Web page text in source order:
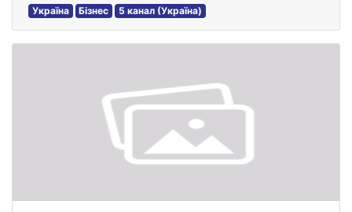
Україна Бізнес 5 канал (Україна)